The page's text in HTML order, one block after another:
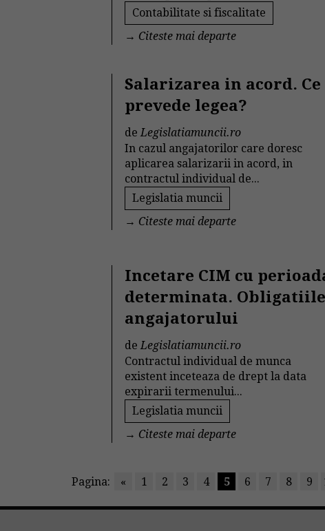
Contabilitate si fiscalitate
→ Citeste mai departe
Salarizarea in acord. Ce
prevede legea?
deLegislatiamuncii.ro
In cazul angajatorilor care doresc
aplicarea salarizarii in acord, in
contractul individual de...
Legislatia muncii
→ Citeste mai departe
Incetare CIM cu
determinata. Obligatiile
angajatorului
deLegislatiamuncii.ro
Contractul individual de munca
existent inceteaza de drept la data
expirarii termenului...
Legislatia muncii
→ Citeste mai departe
Pagina: « 1 2 3 4 5 6 7 8 9